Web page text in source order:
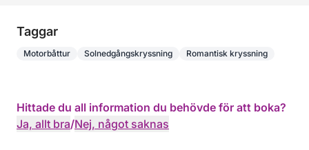
Taggar
Motorbåttur Solnedgångskryssning Romantisk kryssning
Hittade du all information du behövde för att boka?
Ja, allt bra/Nej, något saknas